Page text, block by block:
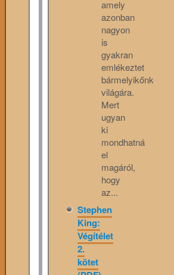
amely
azonban
nagyon
is
gyakran
emlékeztet
bármelyikőnk
világára.
Mert
ugyan
ki
mondhatná
el
magáról,
hogy
az...
Stephen
King:
Végítélet
2.
kötet